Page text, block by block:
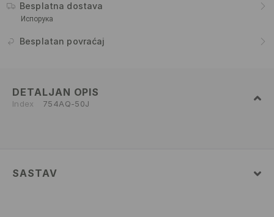
Besplatna dostava
Испорука
Besplatan povraćaj
DETALJAN OPIS
Index 754AQ-50J
SASTAV